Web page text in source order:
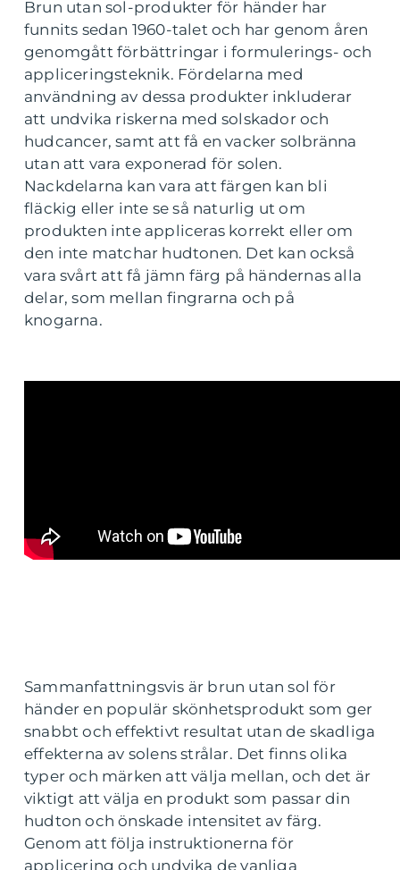
Brun utan sol-produkter för händer har
funnits sedan 1960-talet och har genom åren
genomgått förbättringar i formulerings- och
appliceringsteknik. Fördelarna med
användning av dessa produkter inkluderar
att undvika riskerna med solskador och
hudcancer, samt att få en vacker solbränna
utan att vara exponerad för solen.
Nackdelarna kan vara att färgen kan bli
fläckig eller inte se så naturlig ut om
produkten inte appliceras korrekt eller om
den inte matchar hudtonen. Det kan också
vara svårt att få jämn färg på händernas alla
delar, som mellan fingrarna och på
knogarna.
Sammanfattningsvis är brun utan sol för
händer en populär skönhetsprodukt som ger
snabbt och effektivt resultat utan de skadliga
effekterna av solens strålar. Det finns olika
typer och märken att välja mellan, och det är
viktigt att välja en produkt som passar din
hudton och önskade intensitet av färg.
Genom att följa instruktionerna för
applicering och undvika de vanliga